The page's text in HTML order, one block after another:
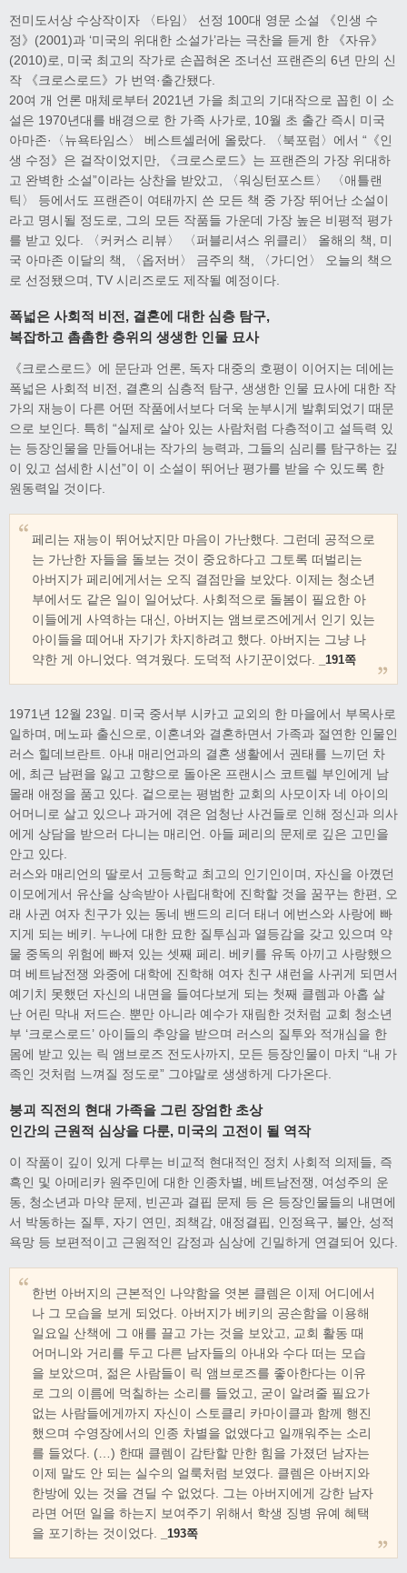
전미도서상 수상작이자 〈타임〉 선정 100대 영문 소설 《인생 수
정》(2001)과 ‘미국의 위대한 소설가’라는 극찬을 듣게 한 《자유》
(2010)로, 미국 최고의 작가로 손꼽혀온 조너선 프랜즌의 6년 만의 신
작 《크로스로드》가 번역·출간됐다.
20여 개 언론 매체로부터 2021년 가을 최고의 기대작으로 꼽힌 이 소
설은 1970년대를 배경으로 한 가족 사가로, 10월 초 출간 즉시 미국
아마존·〈뉴욕타임스〉 베스트셀러에 올랐다. 〈북포럼〉에서 “《인
생 수정》은 걸작이었지만, 《크로스로드》는 프랜즌의 가장 위대하
고 완벽한 소설”이라는 상찬을 받았고, 〈워싱턴포스트〉 〈애틀랜
틱〉 등에서도 프랜즌이 여태까지 쓴 모든 책 중 가장 뛰어난 소설이
라고 명시될 정도로, 그의 모든 작품들 가운데 가장 높은 비평적 평가
를 받고 있다. 〈커커스 리뷰〉 〈퍼블리셔스 위클리〉 올해의 책, 미
국 아마존 이달의 책, 〈옵저버〉 금주의 책, 〈가디언〉 오늘의 책으
로 선정됐으며, TV 시리즈로도 제작될 예정이다.
폭넓은 사회적 비전, 결혼에 대한 심층 탐구,
복잡하고 촘촘한 층위의 생생한 인물 묘사
《크로스로드》에 문단과 언론, 독자 대중의 호평이 이어지는 데에는
폭넓은 사회적 비전, 결혼의 심층적 탐구, 생생한 인물 묘사에 대한 작
가의 재능이 다른 어떤 작품에서보다 더욱 눈부시게 발휘되었기 때문
으로 보인다. 특히 “실제로 살아 있는 사람처럼 다층적이고 설득력 있
는 등장인물을 만들어내는 작가의 능력과, 그들의 심리를 탐구하는 깊
이 있고 섬세한 시선”이 이 소설이 뛰어난 평가를 받을 수 있도록 한
원동력일 것이다.
페리는 재능이 뛰어났지만 마음이 가난했다. 그런데 공적으로
는 가난한 자들을 돌보는 것이 중요하다고 그토록 떠벌리는
아버지가 페리에게서는 오직 결점만을 보았다. 이제는 청소년
부에서도 같은 일이 일어났다. 사회적으로 돌봄이 필요한 아
이들에게 사역하는 대신, 아버지는 앰브로즈에게서 인기 있는
아이들을 떼어내 자기가 차지하려고 했다. 아버지는 그냥 나
약한 게 아니었다. 역겨웠다. 도덕적 사기꾼이었다.
_191쪽
1971년 12월 23일. 미국 중서부 시카고 교외의 한 마을에서 부목사로
일하며, 메노파 출신으로, 이혼녀와 결혼하면서 가족과 절연한 인물인
러스 힐데브란트. 아내 매리언과의 결혼 생활에서 권태를 느끼던 차
에, 최근 남편을 잃고 고향으로 돌아온 프랜시스 코트렐 부인에게 남
몰래 애정을 품고 있다. 겉으로는 평범한 교회의 사모이자 네 아이의
어머니로 살고 있으나 과거에 겪은 엄청난 사건들로 인해 정신과 의사
에게 상담을 받으러 다니는 매리언. 아들 페리의 문제로 깊은 고민을
안고 있다.
러스와 매리언의 딸로서 고등학교 최고의 인기인이며, 자신을 아꼈던
이모에게서 유산을 상속받아 사립대학에 진학할 것을 꿈꾸는 한편, 오
래 사귄 여자 친구가 있는 동네 밴드의 리더 태너 에번스와 사랑에 빠
지게 되는 베키. 누나에 대한 묘한 질투심과 열등감을 갖고 있으며 약
물 중독의 위험에 빠져 있는 셋째 페리. 베키를 유독 아끼고 사랑했으
며 베트남전쟁 와중에 대학에 진학해 여자 친구 섀런을 사귀게 되면서
예기치 못했던 자신의 내면을 들여다보게 되는 첫째 클렘과 아홉 살
난 어린 막내 저드슨. 뿐만 아니라 예수가 재림한 것처럼 교회 청소년
부 ‘크로스로드’ 아이들의 추앙을 받으며 러스의 질투와 적개심을 한
몸에 받고 있는 릭 앰브로즈 전도사까지, 모든 등장인물이 마치 “내 가
족인 것처럼 느껴질 정도로” 그야말로 생생하게 다가온다.
붕괴 직전의 현대 가족을 그린 장엄한 초상
인간의 근원적 심상을 다룬, 미국의 고전이 될 역작
이 작품이 깊이 있게 다루는 비교적 현대적인 정치 사회적 의제들, 즉
흑인 및 아메리카 원주민에 대한 인종차별, 베트남전쟁, 여성주의 운
동, 청소년과 마약 문제, 빈곤과 결핍 문제 등 은 등장인물들의 내면에
서 박동하는 질투, 자기 연민, 죄책감, 애정결핍, 인정욕구, 불안, 성적
욕망 등 보편적이고 근원적인 감정과 심상에 긴밀하게 연결되어 있다.
한번 아버지의 근본적인 나약함을 엿본 클렘은 이제 어디에서
나 그 모습을 보게 되었다. 아버지가 베키의 공손함을 이용해
일요일 산책에 그 애를 끌고 가는 것을 보았고, 교회 활동 때
어머니와 거리를 두고 다른 남자들의 아내와 수다 떠는 모습
을 보았으며, 젊은 사람들이 릭 앰브로즈를 좋아한다는 이유
로 그의 이름에 먹칠하는 소리를 들었고, 굳이 알려줄 필요가
없는 사람들에게까지 자신이 스토클리 카마이클과 함께 행진
했으며 수영장에서의 인종 차별을 없앴다고 일깨워주는 소리
를 들었다. (…) 한때 클렘이 감탄할 만한 힘을 가졌던 남자는
이제 말도 안 되는 실수의 얼룩처럼 보였다. 클렘은 아버지와
한방에 있는 것을 견딜 수 없었다. 그는 아버지에게 강한 남자
라면 어떤 일을 하는지 보여주기 위해서 학생 징병 유예 혜택
을 포기하는 것이었다.
_193쪽